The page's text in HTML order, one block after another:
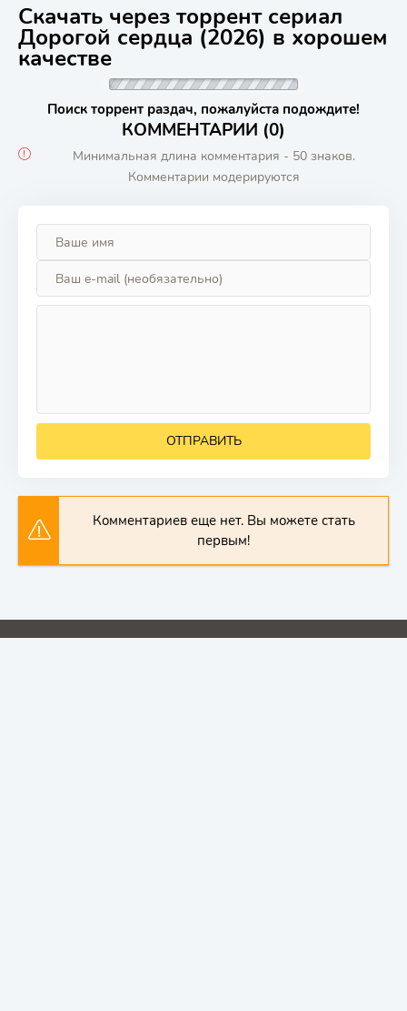
Скачать через торрент сериал
Дорогой сердца (2026) в хорошем
качестве
Поиск торрент раздач, пожалуйста подождите!
КОММЕНТАРИИ (0)
Минимальная длина комментария - 50 знаков.
Комментарии модерируются
ОТПРАВИТЬ
Комментариев еще нет. Вы можете стать
первым!